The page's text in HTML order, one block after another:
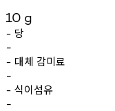
10 g
- 당
-
- 대체 감미료
-
- 식이섬유
-